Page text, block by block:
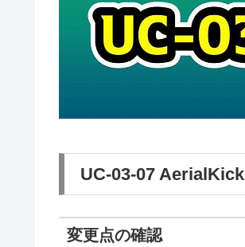
UC-03-07 AerialKick
変更点の確認